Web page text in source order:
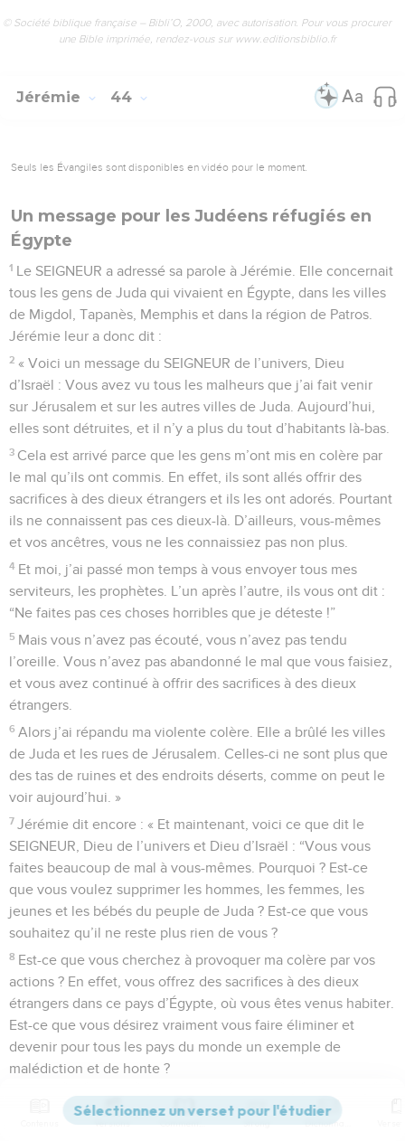
© Société biblique française – Bibli’O, 2000, avec autorisation. Pour vous procurer
une Bible imprimée, rendez-vous sur www.editionsbiblio.fr
Jérémie 44
Seuls les Évangiles sont disponibles en vidéo pour le moment.
Un message pour les Judéens réfugiés en
Égypte
1 Le SEIGNEUR a adressé sa parole à Jérémie. Elle concernait
tous les gens de Juda qui vivaient en Égypte, dans les villes
de Migdol, Tapanès, Memphis et dans la région de Patros.
Jérémie leur a donc dit :
2 « Voici un message du SEIGNEUR de l’univers, Dieu
d’Israël : Vous avez vu tous les malheurs que j’ai fait venir
sur Jérusalem et sur les autres villes de Juda. Aujourd’hui,
elles sont détruites, et il n’y a plus du tout d’habitants là-bas.
3 Cela est arrivé parce que les gens m’ont mis en colère par
le mal qu’ils ont commis. En effet, ils sont allés offrir des
sacrifices à des dieux étrangers et ils les ont adorés. Pourtant
ils ne connaissent pas ces dieux-là. D’ailleurs, vous-mêmes
et vos ancêtres, vous ne les connaissiez pas non plus.
4 Et moi, j’ai passé mon temps à vous envoyer tous mes
serviteurs, les prophètes. L’un après l’autre, ils vous ont dit :
“Ne faites pas ces choses horribles que je déteste !”
5 Mais vous n’avez pas écouté, vous n’avez pas tendu
l’oreille. Vous n’avez pas abandonné le mal que vous faisiez,
et vous avez continué à offrir des sacrifices à des dieux
étrangers.
6 Alors j’ai répandu ma violente colère. Elle a brûlé les villes
de Juda et les rues de Jérusalem. Celles-ci ne sont plus que
des tas de ruines et des endroits déserts, comme on peut le
voir aujourd’hui. »
7 Jérémie dit encore : « Et maintenant, voici ce que dit le
SEIGNEUR, Dieu de l’univers et Dieu d’Israël : “Vous vous
faites beaucoup de mal à vous-mêmes. Pourquoi ? Est-ce
que vous voulez supprimer les hommes, les femmes, les
jeunes et les bébés du peuple de Juda ? Est-ce que vous
souhaitez qu’il ne reste plus rien de vous ?
8 Est-ce que vous cherchez à provoquer ma colère par vos
actions ? En effet, vous offrez des sacrifices à des dieux
étrangers dans ce pays d’Égypte, où vous êtes venus habiter.
Est-ce que vous désirez vraiment vous faire éliminer et
devenir pour tous les pays du monde un exemple de
malédiction et de honte ?
Est-ce que vous avez oublié le mal commis dans le pays de
Juda et dans les rues de Jérusalem ? Ce sont vos parents, les
Versions Commentaires Strong